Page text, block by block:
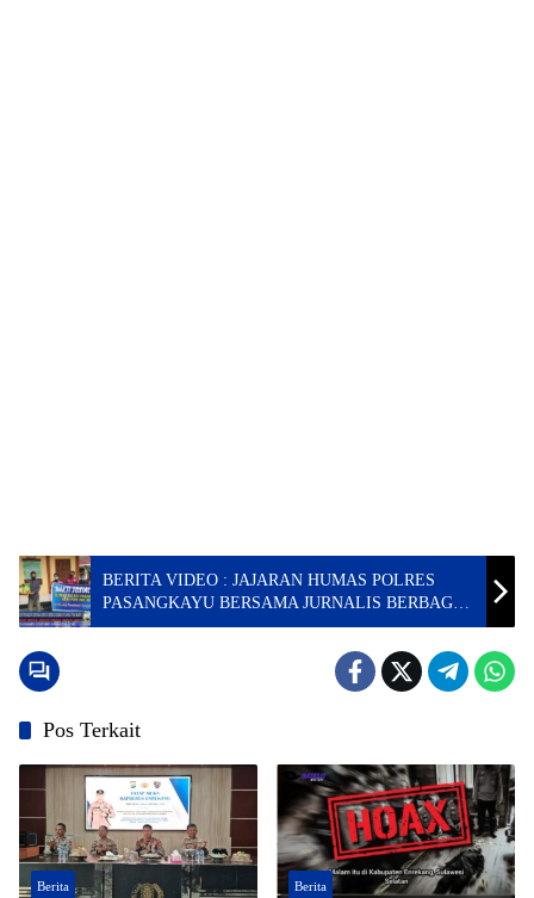
BERITA VIDEO : JAJARAN HUMAS POLRES
PASANGKAYU BERSAMA JURNALIS BERBAGI
SEMBAKO KE WARGA TIDAK MAMPU
Pos Terkait
Berita Berita